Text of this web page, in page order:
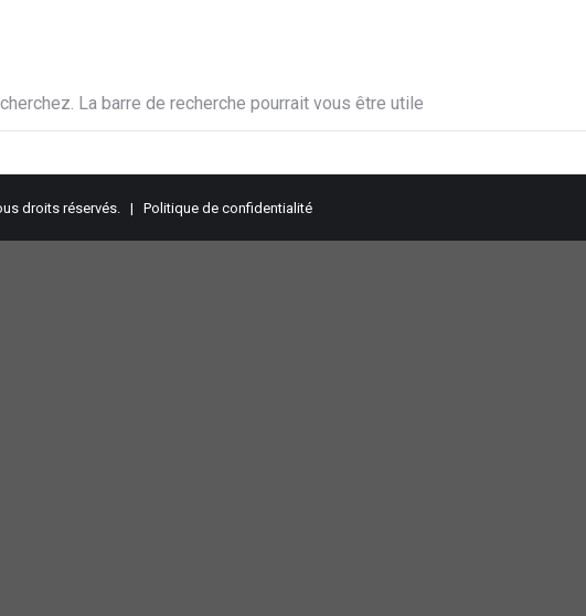
La barre de recherche pourrait vous être utile
droits réservés. | Politique de confidentialité